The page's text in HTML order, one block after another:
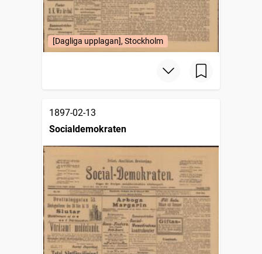
[Dagliga upplagan], Stockholm
1897-02-13
Socialdemokraten